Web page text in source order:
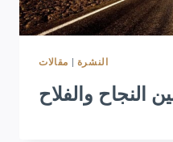
النشرة مقالات
النجاح والفلاح